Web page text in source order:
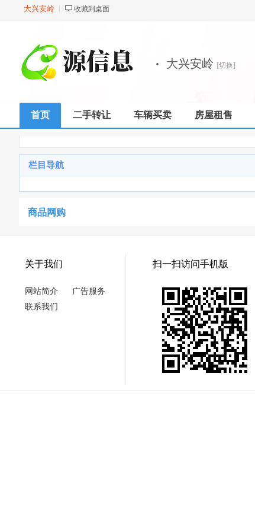
大兴安岭 收藏到桌面
· 大兴安岭 [切换]
首页 二手转让 车辆买卖 房屋租售
栏目导航
商品网购
关于我们
网站简介
广告服务
联系我们
扫一扫访问手机版